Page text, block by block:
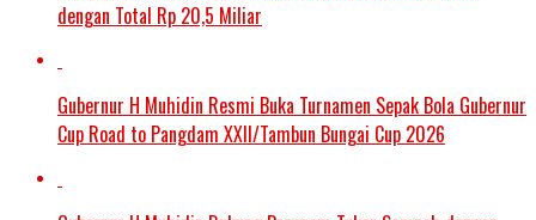
dengan Total Rp 20,5 Miliar
Gubernur H Muhidin Resmi Buka Turnamen Sepak Bola Gubernur
Cup Road to Pangdam XXII/Tambun Bungai Cup 2026